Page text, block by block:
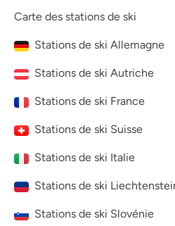
Carte des stations de ski
Stations de ski Allemagne
Stations de ski Autriche
Stations de ski France
Stations de ski Suisse
Stations de ski Italie
Stations de ski
Stations de ski Slovénie